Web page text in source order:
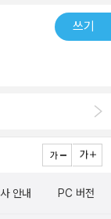
담을 섞어 던지는
력이라는 측면에서
무거워질 때마다
다. 그래서 키바
이지를 할애하다
177페이지, 브레
위기가 바뀐다. 이
에 놓이게 된다. 이
맞닿아 있으며, 이
된다.전형적인
아니라, 불완전
재앙이 임박한 상황
린다. 종말을 앞두
러니는 현실의 정
쓰기
안내 PC 버전